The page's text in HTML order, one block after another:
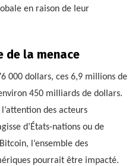
en raison de leur
de la menace
000 dollars, ces 6,9 millions de
450 milliards de dollars.
des acteurs
d’États-nations ou de
l’ensemble des
pourrait être impacté.